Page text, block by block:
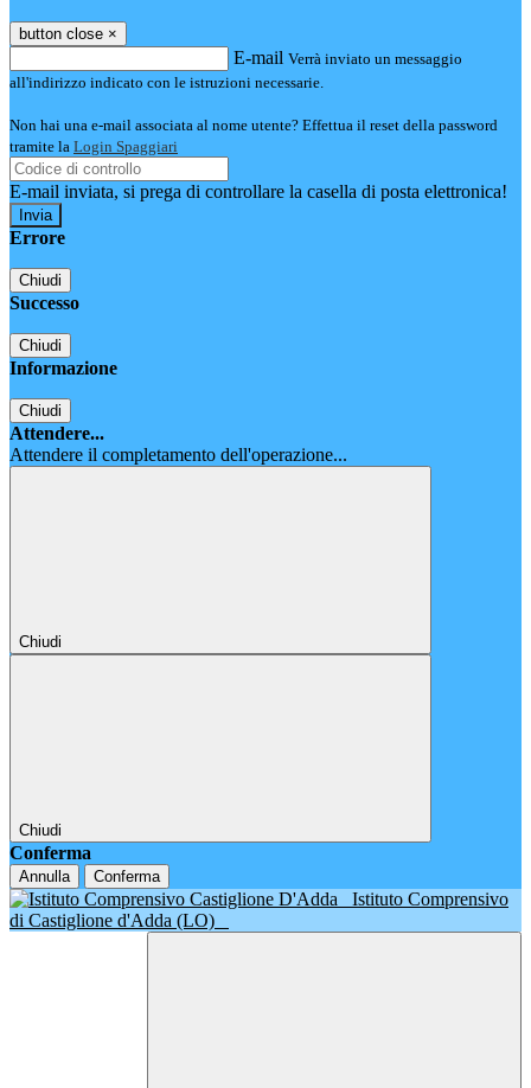
button close ×
E-mail Verrà inviato un messaggio
all'indirizzo indicato con le istruzioni necessarie.
Non hai una e-mail associata al nome utente? Effettua il reset della password
tramite la Login Spaggiari
E-mail inviata, si prega di controllare la casella di posta elettronica!
Errore
Chiudi
Successo
Chiudi
Informazione
Chiudi
Attendere...
Attendere il completamento dell'operazione...
Chiudi
Chiudi
Conferma
Annulla Conferma
Istituto Comprensivo
di Castiglione d'Adda (LO)